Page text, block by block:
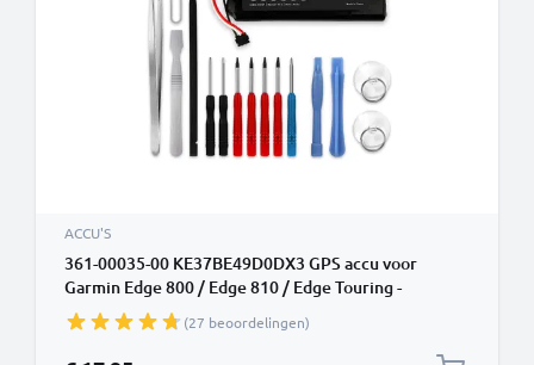
ACCU'S
361-00035-00 KE37BE49D0DX3 GPS accu voor
Garmin Edge 800 / Edge 810 / Edge Touring -
1000mAh + Schroevendraaier-set vervangende
batterij navigatie
(27 beoordelingen)